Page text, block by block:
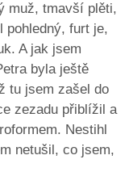
muž, tmavší plěti,
pohledný, furt je,
A jak jsem
byla ještě
tu jsem zašel do
zezadu přiblížil a
Nestihl
netušil, co jsem,